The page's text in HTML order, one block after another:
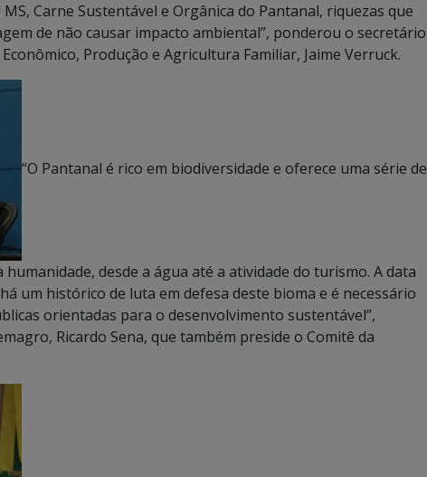
Carne Sustentável e Orgânica do Pantanal, riquezas que
de não causar impacto ambiental”, ponderou o secretário
Produção e Agricultura Familiar, Jaime Verruck.
“O Pantanal é rico em biodiversidade e oferece uma série de
desde a água até a atividade do turismo. A data
um histórico de luta em defesa deste bioma e é necessário
orientadas para o desenvolvimento sustentável”,
Ricardo Sena, que também preside o Comitê da